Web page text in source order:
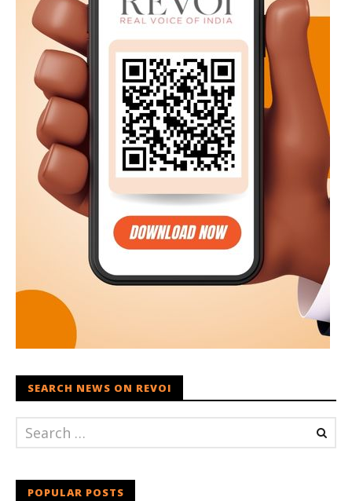
SEARCH NEWS ON REVOI
POPULAR POSTS